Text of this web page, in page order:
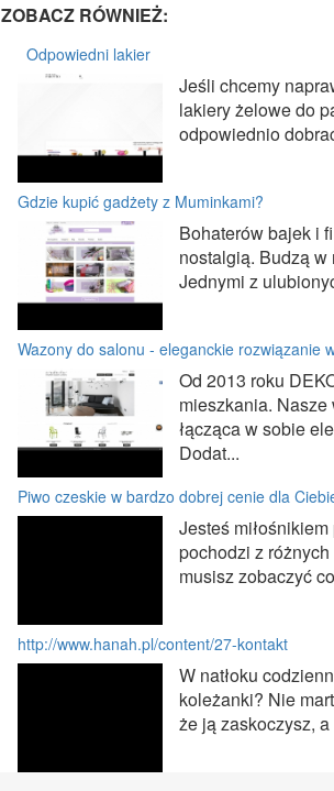
ZOBACZ RÓWNIEŻ:
Odpowiedni lakier
Jeśli chcemy
lakiery żelowe do
odpowiednio
Gdzie kupić gadżety z Muminkami?
Bohaterów bajek i
nostalgią. Budzą
Jednymi z
Wazony do salonu - eleganckie rozwiązanie
Od 2013 roku
mieszkania.
łącząca w sobie
Dodat...
Piwo czeskie w bardzo dobrej cenie dla
Jesteś
pochodzi z
musisz zobaczyć
http://www.hanah.pl/content/27-kontakt
W natłoku
koleżanki? Nie
że ją zaskoczysz,